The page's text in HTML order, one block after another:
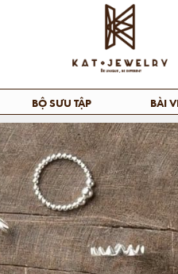
BỘ SƯU TẬP BÀI